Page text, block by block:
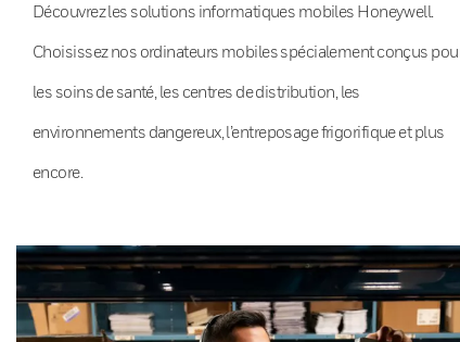
Découvrez les solutions informatiques mobiles Honeywell.
Choisissez nos ordinateurs mobiles spécialement conçus
les soins de santé, les centres de distribution, les
environnements dangereux, l’entreposage frigorifique et plus
encore.